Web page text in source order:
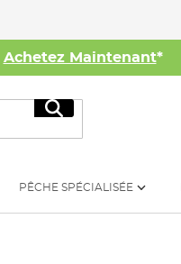
Achetez Maintenant*
Rechercher
PÊCHE SPÉCIALISÉE